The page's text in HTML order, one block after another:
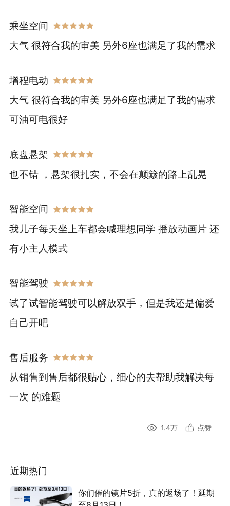
乘坐空间
大气 很符合我的审美 另外6座也满足了我的需求
增程电动
大气 很符合我的审美 另外6座也满足了我的需求
可油可电很好
底盘悬架
也不错 ，悬架很扎实，不会在颠簸的路上乱晃
智能空间
我儿子每天坐上车都会喊理想同学 播放动画片 还
有小主人模式
智能驾驶
试了试智能驾驶可以解放双手，但是我还是偏爱
自己开吧
售后服务
从销售到售后都很贴心，细心的去帮助我解决每
一次 的难题
1.4万 点赞
近期热门
你们催的镜片5折，真的返场了！延期